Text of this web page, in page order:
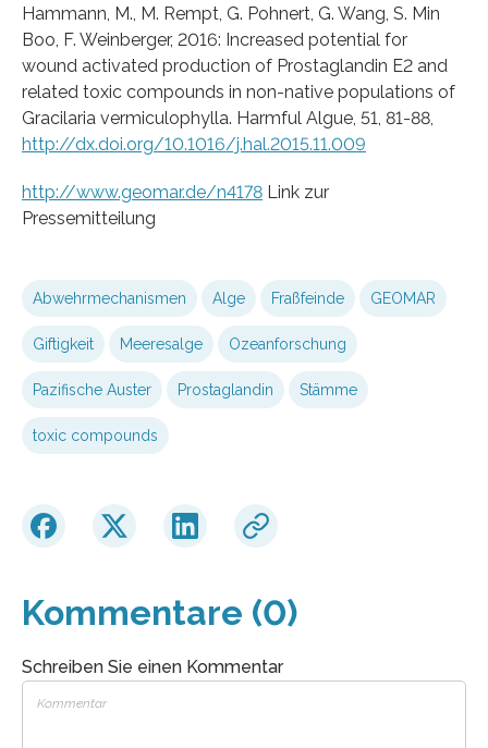
Hammann, M., M. Rempt, G. Pohnert, G. Wang, S. Min
Boo, F. Weinberger, 2016: Increased potential for
wound activated production of Prostaglandin E2 and
related toxic compounds in non-native populations of
Gracilaria vermiculophylla. Harmful Algue, 51, 81-88,
http://dx.doi.org/10.1016/j.hal.2015.11.009
http://www.geomar.de/n4178 Link zur
Pressemitteilung
Abwehrmechanismen Alge Fraßfeinde GEOMAR
Giftigkeit Meeresalge Ozeanforschung
Pazifische Auster Prostaglandin Stämme
toxic compounds
Kommentare (0)
Schreiben Sie einen Kommentar